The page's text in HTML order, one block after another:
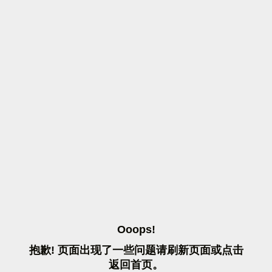
OOOPS!
抱歉! 页面出现了一些问题请刷 新页面或点击
返 回首页。